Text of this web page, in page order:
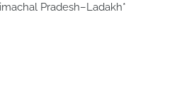
Pradesh–Ladakh*